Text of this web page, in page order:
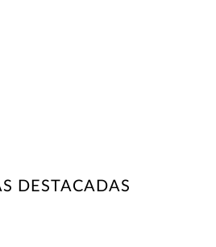
DESTACADAS